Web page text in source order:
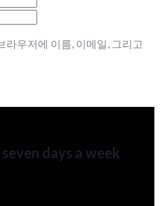
라우저에 이름, 이메일, 그리고
days a week